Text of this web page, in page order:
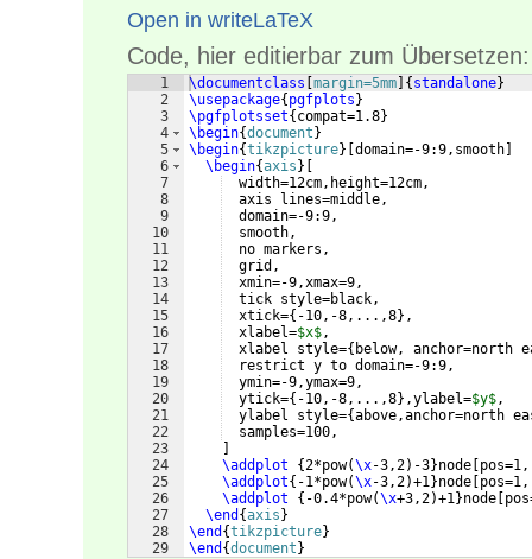
Open in writeLaTeX
Code, hier editierbar zum Übersetzen:
1
2
3
4
5
6
7
8
9
10
11
12
13
14
15
16
17
18
19
20
21
22
23
24
25
26
27
28
29
\documentclass margin=5mm { standalone}
\usepackage{ pgfplots }
\pgfplotsset{ compat=1.8}
\begin{document }
\begin{tikzpicture} domain=-9:9,smooth
\begin{axis }
  width=12cm,height=12cm,
  axis lines=middle,
  domain=-9:9,
  smooth,
  no markers,
  grid,
  xmin=-9,xmax=9,
  tick style=black,
  xtick=
{ -10,-8,...,8} ,
  xlabel=
$x$,
  xlabel style=
{ below, anchor=north
  restrict y to domain=-9:9,
  ymin=-9,ymax=9,
  ytick=
{ -10,-8,...,8} ,ylabel=$y$,
  ylabel style=
{above,anchor=north
  samples=100,
\addplot
{2*pow(\x-3,2) -3}node
\addplot{ -1*pow(\x-3,2)+1}node
\addplot
{ -0.4*pow(\x+3,2)+1}node
\end {axis }
\end {tikzpicture}
\end {document }